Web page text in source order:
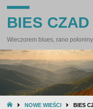
BIES
Wieczorem blues, rano połoniny
STRONANOWE WIEŚCI
BIES